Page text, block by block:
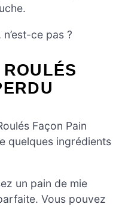
ce pas ?
Façon Pain
quelques ingrédients
un pain de mie
Vous pouvez